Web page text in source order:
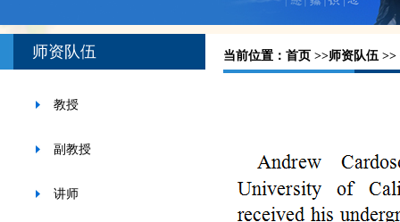
师资队伍
教授
副教授
讲师
当前位置： 首页 >>师资队伍 >>